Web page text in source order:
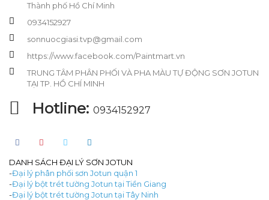
Thành phố Hồ Chí Minh
0934152927
sonnuocgiasi.tvp@gmail.com
https://www.facebook.com/Paintmart.vn
TRUNG TÂM PHÂN PHỐI VÀ PHA MÀU TỰ ĐỘNG SƠN JOTUN
TẠI TP. HỒ CHÍ MINH
Hotline: 0934152927
DANH SÁCH ĐẠI LÝ SƠN JOTUN
-Đại lý phân phối sơn Jotun quận 1
-Đại lý bột trét tường Jotun tại Tiền Giang
-Đại lý bột trét tường Jotun tại Tây Ninh